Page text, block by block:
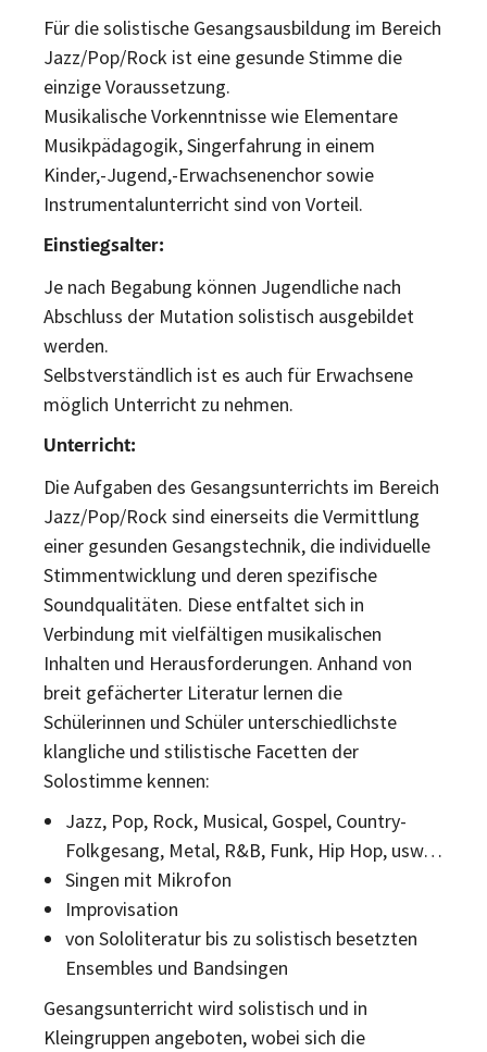
Für die solistische Gesangsausbildung im Bereich
Jazz/Pop/Rock ist eine gesunde Stimme die
einzige Voraussetzung.
Musikalische Vorkenntnisse wie Elementare
Musikpädagogik, Singerfahrung in einem
Kinder,-Jugend,-Erwachsenenchor sowie
Instrumentalunterricht sind von Vorteil.
Einstiegsalter:
Je nach Begabung können Jugendliche nach
Abschluss der Mutation solistisch ausgebildet
werden.
Selbstverständlich ist es auch für Erwachsene
möglich Unterricht zu nehmen.
Unterricht:
Die Aufgaben des Gesangsunterrichts im Bereich
Jazz/Pop/Rock sind einerseits die Vermittlung
einer gesunden Gesangstechnik, die individuelle
Stimmentwicklung und deren spezifische
Soundqualitäten. Diese entfaltet sich in
Verbindung mit vielfältigen musikalischen
Inhalten und Herausforderungen. Anhand von
breit gefächerter Literatur lernen die
Schülerinnen und Schüler unterschiedlichste
klangliche und stilistische Facetten der
Solostimme kennen:
Jazz, Pop, Rock, Musical, Gospel, Country-
Folkgesang, Metal, R&B, Funk, Hip Hop, usw…
Singen mit Mikrofon
Improvisation
von Sololiteratur bis zu solistisch besetzten
Ensembles und Bandsingen
Gesangsunterricht wird solistisch und in
Kleingruppen angeboten, wobei sich die